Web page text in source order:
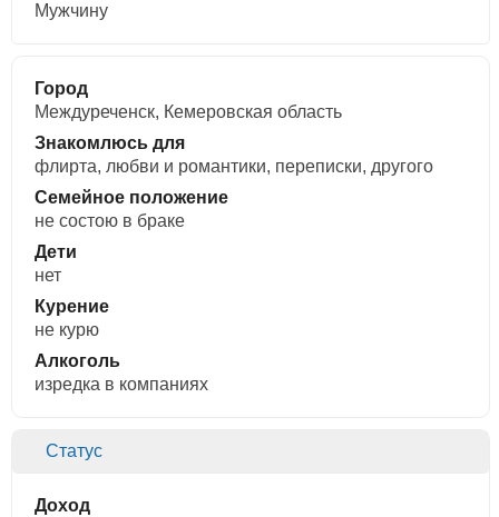
Мужчину
Город
Междуреченск, Кемеровская область
Знакомлюсь для
флирта, любви и романтики, переписки, другого
Семейное положение
не состою в браке
Дети
нет
Курение
не курю
Алкоголь
изредка в компаниях
Статус
Доход